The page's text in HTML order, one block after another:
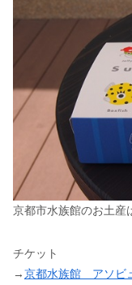
京都市水族館のお土産
チケット
→京都水族館 アソビ